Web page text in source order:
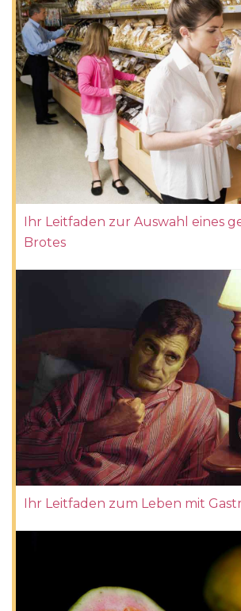
Ihr Leitfaden zur Auswahl eines
Brotes
Ihr Leitfaden zum Leben mit